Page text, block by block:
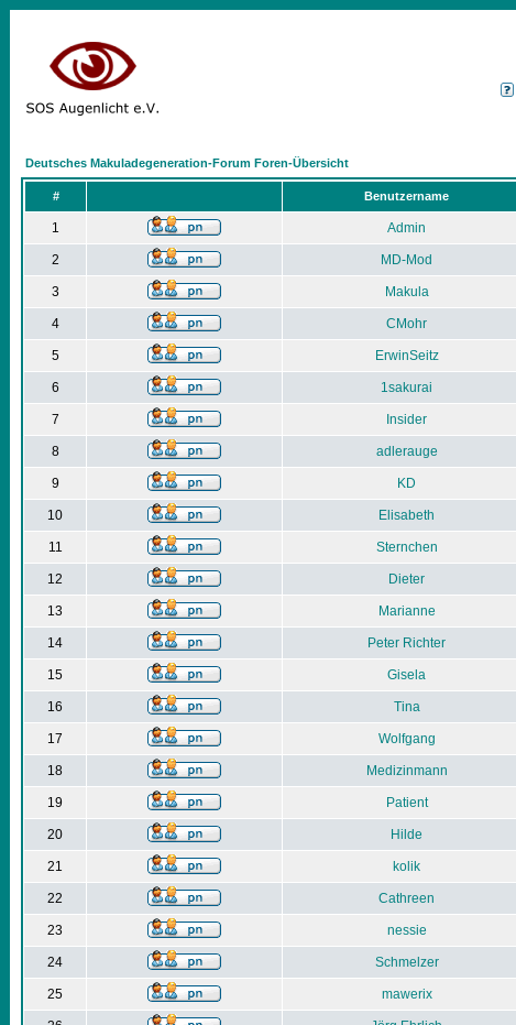
Deutsches Makuladegeneration-Forum Foren-Übersicht
# Benutzername
1 Admin
2 MD-Mod
3 Makula
4 CMohr
5 ErwinSeitz
6 1sakurai
7 Insider
8 adlerauge
9 KD
10 Elisabeth
11 Sternchen
12 Dieter
13 Marianne
14 Peter Richter
15 Gisela
16 Tina
17 Wolfgang
18 Medizinmann
19 Patient
20 Hilde
21 kolik
22 Cathreen
23 nessie
24 Schmelzer
25 mawerix